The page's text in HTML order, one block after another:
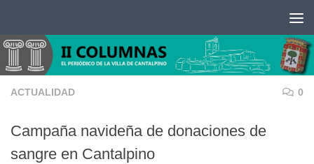
ACTUALIDAD 0
Campaña navideña de donaciones de
sangre en Cantalpino